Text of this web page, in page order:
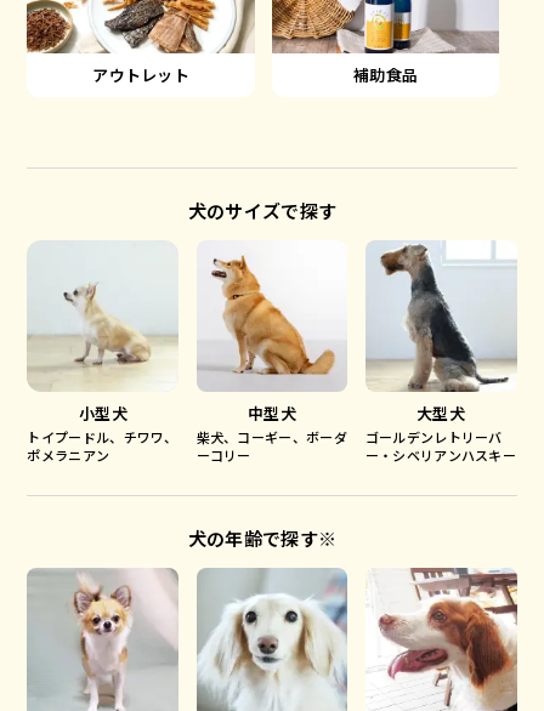
アウトレット 補助食品
犬のサイズで探す
小型犬
トイプードル、チワワ、
ポメラニアン
中型犬
柴犬、コーギー、ボーダ
ーコリー
大型犬
ゴールデンレトリーバ
ー・シベリアンハスキー
犬の年齢で探す※